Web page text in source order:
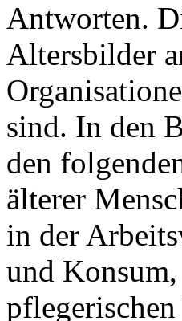
Antworten.
Altersbilder
sind. In den
den
älterer
in der
und